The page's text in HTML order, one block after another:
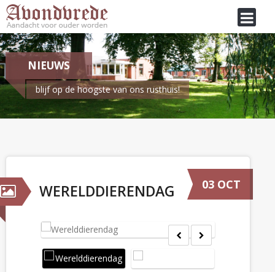
NIEUWS
blijf op de hoogste van ons rusthuis!
Werelddierendag
WERELDDIERENDAG 03 OCT